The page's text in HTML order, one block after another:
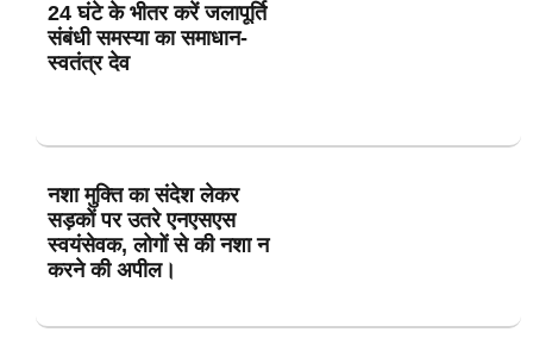
24 घंटे के भीतर करें जलापूर्ति
संबंधी समस्या का समाधान-
स्वतंत्र देव
नशा मुक्ति का संदेश लेकर
सड़कों पर उतरे एनएसएस
स्वयंसेवक, लोगों से की नशा न
करने की अपील।